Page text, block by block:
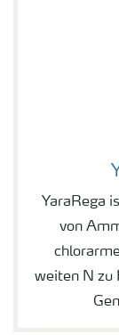
Image of
YaraRega
von
weiten N zu